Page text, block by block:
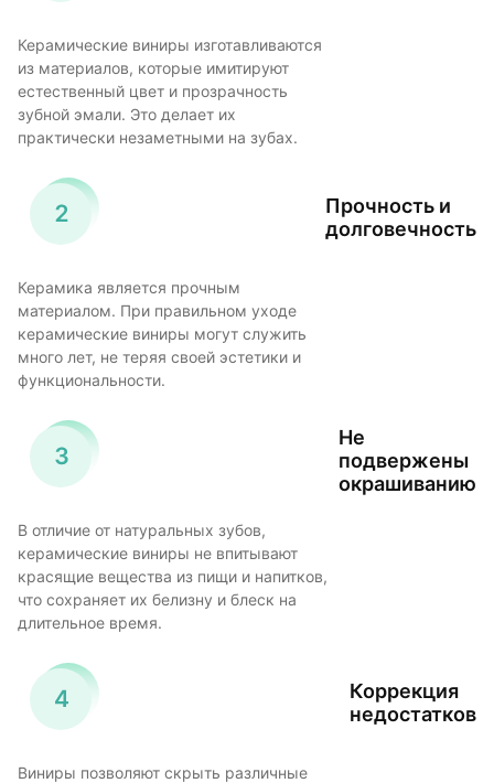
Керамические виниры изготавливаются
из материалов, которые имитируют
естественный цвет и прозрачность
зубной эмали. Это делает их
практически незаметными на зубах.
Прочность и
долговечность
Керамика является прочным
материалом. При правильном уходе
керамические виниры могут служить
много лет, не теряя своей эстетики и
функциональности.
Не
подвержены
окрашиванию
В отличие от натуральных зубов,
керамические виниры не впитывают
красящие вещества из пищи и напитков,
что сохраняет их белизну и блеск на
длительное время.
Коррекция
недостатков
Виниры позволяют скрыть различные